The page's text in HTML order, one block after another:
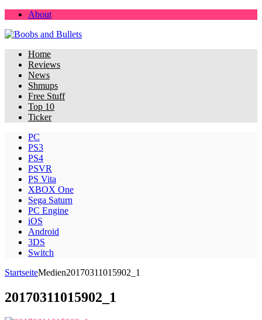
About
Home
Reviews
News
Shmups
Free Stuff
Top 10
Ticker
PC
PS3
PS4
PSVR
PS Vita
XBOX One
Sega Saturn
PC Engine
iOS
Android
3DS
Switch
StartseiteMedien20170311015902_1
20170311015902_1